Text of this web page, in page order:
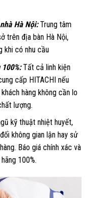
Hà Nội:Trung tâm
trên địa bàn Hà Nội,
khi có nhu cầu
Tất cả linh kiện
cấp HITACHI nếu
hàng không cần lo
lượng.
kỹ thuật nhiệt huyết,
không gian lận hay sử
Báo giá chính xác và
100%.